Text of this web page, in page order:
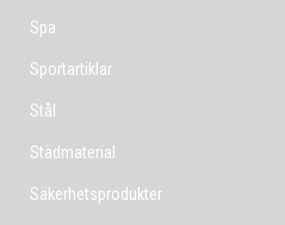
Spa
Sportartiklar
Stål
Städmaterial
Säkerhetsprodukter